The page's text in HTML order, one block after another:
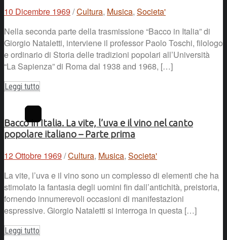
10 Dicembre 1969 /Cultura, Musica, Societa'
Nella seconda parte della trasmissione “Bacco in Italia” di
Giorgio Nataletti, interviene il professor Paolo Toschi, filologo
e ordinario di Storia delle tradizioni popolari all’Università
“La Sapienza” di Roma dal 1938 and 1968, […]
Leggi tutto
Bacco in Italia. La vite, l’uva e il vino nel canto
popolare italiano – Parte prima
12 Ottobre 1969 /Cultura, Musica, Societa'
La vite, l’uva e il vino sono un complesso di elementi che ha
stimolato la fantasia degli uomini fin dall’antichità, preistoria,
fornendo innumerevoli occasioni di manifestazioni
espressive. Giorgio Nataletti si interroga in questa […]
Leggi tutto